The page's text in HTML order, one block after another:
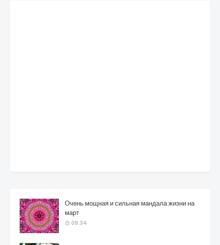
Очень мощная и сильная мандала жизни на
март
09:34